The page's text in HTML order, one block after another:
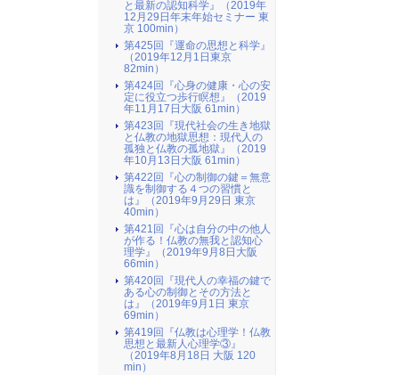
と最新の認知科学』（2019年
12月29日年末年始セミナー 東
京 100min）
第425回『運命の思想と科学』
（2019年12月1日東京
82min）
第424回『心身の健康・心の安
定に役立つ歩行瞑想』（2019
年11月17日大阪 61min）
第423回『現代社会の生き地獄
と仏教の地獄思想：現代人の
孤独と仏教の孤地獄』（2019
年10月13日大阪 61min）
第422回『心の制御の鍵＝無意
識を制御する４つの習慣と
は』（2019年9月29日 東京
40min）
第421回『心は自分の中の他人
が作る！仏教の無我と認知心
理学』（2019年9月8日大阪
66min）
第420回『現代人の幸福の鍵で
ある心の制御とその方法と
は』（2019年9月1日 東京
69min）
第419回『仏教は心理学！仏教
思想と最新人心理学③』
（2019年8月18日 大阪 120
min）